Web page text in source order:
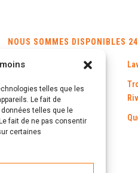
telles que les
Le fait de
telles que le
fait de ne pas consentir
certaines
NOUS SOMMES DISPONIBLES
Montréal
Repentigny
Longueuil